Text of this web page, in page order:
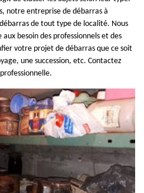
notre entreprise de débarras à
de tout type de localité. Nous
besoin des professionnels et des
votre projet de débarras que ce soit
une succession, etc. Contactez